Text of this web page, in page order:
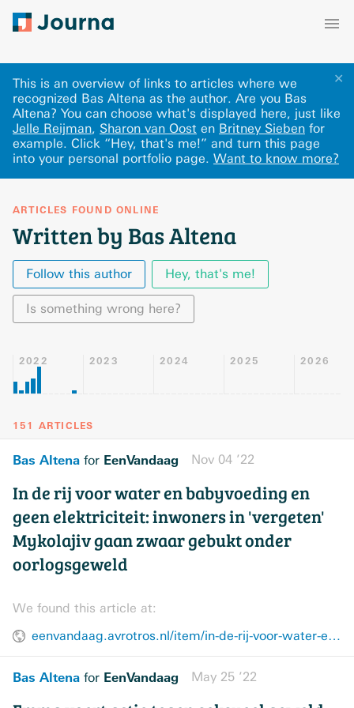
✕
This is an overview of links to articles where we
recognized Bas Altena as the author. Are you Bas
Altena? You can choose what's displayed here, just like
Jelle Reijman, Sharon van Oost en Britney Sieben for
example. Click “Hey, that's me!” and turn this page
into your personal portfolio page. Want to know more?
ARTICLES FOUND ONLINE
Written by Bas Altena
Follow this author Hey, that's me!
Is something wrong here?
2022 2023 2024 2025 2026
151 ARTICLES
Bas Altena for EenVandaag Nov 04 ’22
In de rij voor water en babyvoeding en
geen elektriciteit: inwoners in 'vergeten'
Mykolajiv gaan zwaar gebukt onder
oorlogsgeweld
We found this article at:
eenvandaag.avrotros.nl/item/in-de-rij-voor-water-en-babyvoeding-en-geen-elektriciteit-inwoners-in-vergeten-mykolajiv-gaan-zwaar-gebukt-onder-oorlogsgeweld/
Bas Altena for EenVandaag May 25 ’22